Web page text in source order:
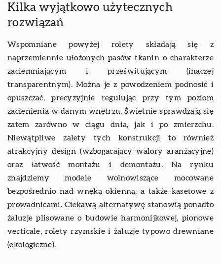
Kilka wyjątkowo użytecznych
rozwiązań
Wspomniane powyżej rolety składają się z
naprzemiennie ułożonych pasów tkanin o charakterze
zaciemniającym i prześwitującym (inaczej
transparentnym). Można je z powodzeniem podnosić i
opuszczać, precyzyjnie regulując przy tym poziom
zacienienia w danym wnętrzu. Świetnie sprawdzają się
zatem zarówno w ciągu dnia, jak i po zmierzchu.
Niewątpliwe zalety tych konstrukcji to również
atrakcyjny design (wzbogacający walory aranżacyjne)
oraz łatwość montażu i demontażu. Na rynku
znajdziemy modele wolnowiszące mocowane
bezpośrednio nad wnęką okienną, a także kasetowe z
prowadnicami. Ciekawą alternatywę stanowią ponadto
żaluzje plisowane o budowie harmonijkowej, pionowe
verticale, rolety rzymskie i żaluzje typowo drewniane
(ekologiczne).